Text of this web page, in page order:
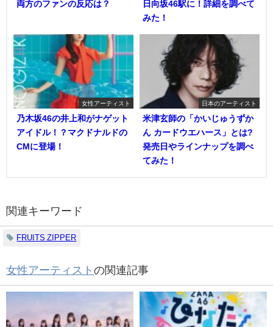
両方のファンの反応は？
日向坂46駅に！詳細を調べて
みた！
女性アーティスト
乃木坂46の井上和がナゲット
アイドル！？マクドナルドの
CMに登場！
日本のアーティスト
米津玄師の「かいじゅうずか
ん カードウエハース」とは?
発売日やラインナップを調べ
てみた！
関連キーワード
FRUITS ZIPPER
女性アーティスト の関連記事